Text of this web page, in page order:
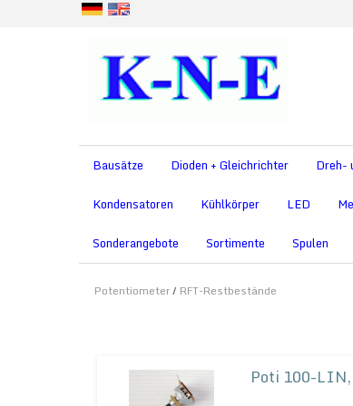
Bausätze Dioden + Gleichrichter Dreh-
Kondensatoren
Kühlkörper LED
Sonderangebote
Sortimente Spulen
Potentiometer/ RFT-Restbestände
Poti 100-
- Potentiometer